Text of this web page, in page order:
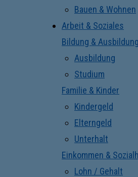
Bauen & Wohnen
Arbeit & Soziales
Bildung & Ausbildung
Ausbildung
Studium
Familie & Kinder
Kindergeld
Elterngeld
Unterhalt
Einkommen &
Lohn / Gehalt